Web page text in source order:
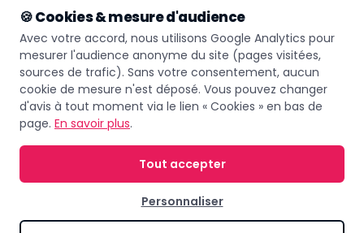
Marché emploi Vienne
Comparatif centres Poitiers
Questions fréquentes
Livret d'accueil
Page mise à jour le
© 2026 IFPA Poitiers — Tous droits réservés. Sous la direction de
Duplaa↗
🍪 Cookies & mesure d'audience
Avec votre accord, nous utilisons Google Analytics pour
mesurer l'audience anonyme du site (pages visitées,
sources de trafic). Sans votre consentement, aucun
cookie de mesure n'est déposé. Vous pouvez changer
d'avis à tout moment via le lien « Cookies » en bas de
page. En savoir plus.
Personnaliser
Tout accepter